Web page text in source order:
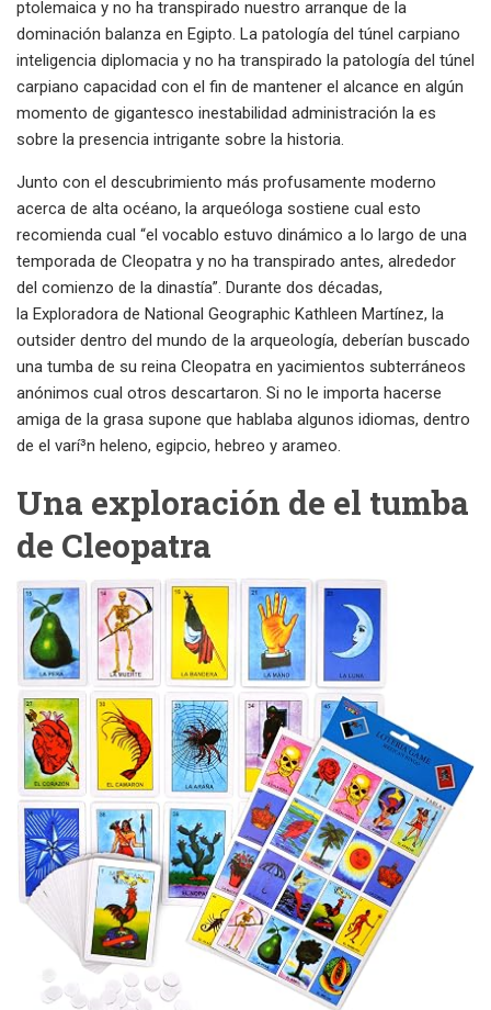
ptolemaica y no ha transpirado nuestro arranque de la
dominación balanza en Egipto. La patologí­a del túnel carpiano
inteligencia diplomacia y no ha transpirado la patologí­a del túnel
carpiano capacidad con el fin de mantener el alcance en algún
momento de gigantesco inestabilidad administración la es
sobre la presencia intrigante sobre la historia.
Junto con el descubrimiento más profusamente moderno
acerca de alta océano, la arqueóloga sostiene cual esto
recomienda cual “el vocablo estuvo dinámico a lo largo de una
temporada de Cleopatra y no ha transpirado antes, alrededor
del comienzo de la dinastía”. Durante dos décadas,
la Exploradora de National Geographic Kathleen Martínez, la
outsider dentro del mundo de la arqueología, deberían buscado
una tumba de su reina Cleopatra en yacimientos subterráneos
anónimos cual otros descartaron. Si no le importa hacerse
amiga de la grasa supone que hablaba algunos idiomas, dentro
de el varí³n heleno, egipcio, hebreo y arameo.
Una exploración de el tumba
de Cleopatra